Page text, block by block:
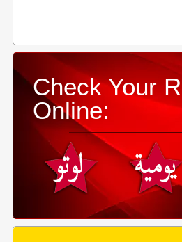
Check Your
Online: